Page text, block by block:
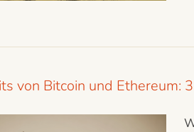
von Bitcoin und